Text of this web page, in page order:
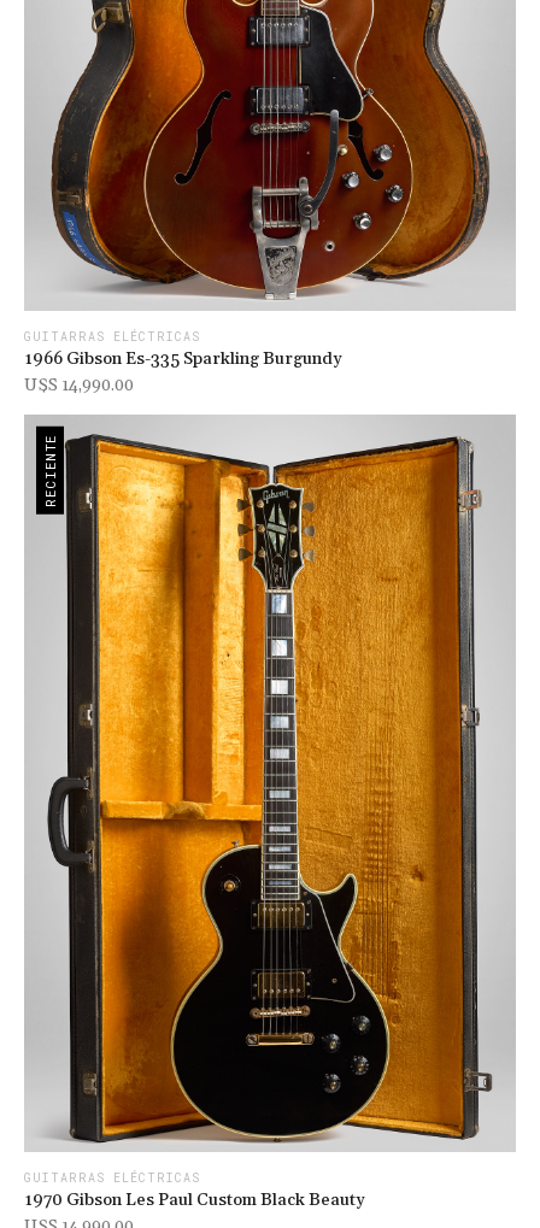
GUITARRAS ELÉCTRICAS
1966 Gibson Es-335 Sparkling Burgundy
U$s 14,990.00
RECIENTE
GUITARRAS ELÉCTRICAS
1970 Gibson Les Paul Custom Black Beauty